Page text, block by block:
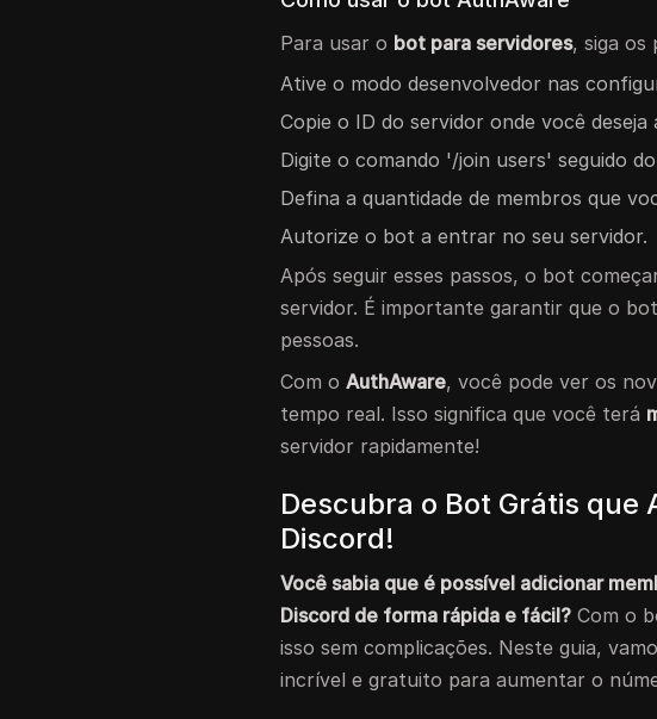
Para usar o bot para servidores, siga os
Ative o modo desenvolvedor nas
Copie o ID do servidor onde você deseja
Digite o comando '/join users' seguido
Defina a quantidade de membros que
Autorize o bot a entrar no seu servidor.
Após seguir esses passos, o bot
servidor. É importante garantir que o
pessoas.
Com oAuthAware, você pode ver os
tempo real. Isso significa que você terá
servidor rapidamente!
Descubra o Bot Grátis que
Discord!
Você sabia que é possível adicionar
Discord de forma rápida e fácil? Com o
isso sem complicações. Neste guia,
incrível e gratuito para aumentar o